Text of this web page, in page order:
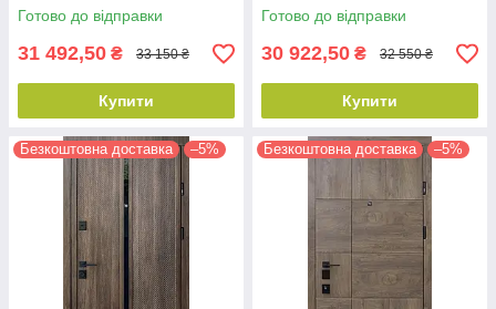
Готово до відправки
31 492,50 ₴ 33 150 ₴
Купити
Готово до відправки
30 922,50 ₴ 32 550 ₴
Купити
Безкоштовна доставка –5% Безкоштовна доставка –5%